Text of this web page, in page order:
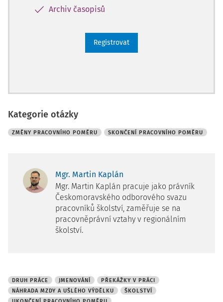
Archiv časopisů
Registrovat
Kategorie otázky
ZMĚNY PRACOVNÍHO POMĚRU SKONČENÍ PRACOVNÍHO POMĚRU
Mgr. Martin Kaplán
Mgr. Martin Kaplán pracuje jako právník
Českomoravského odborového svazu
pracovníků školství, zaměřuje se na
pracovněprávní vztahy v regionálním
školství.
DRUH PRÁCE JMENOVÁNÍ
PŘEKÁŽKY V PRÁCI
NÁHRADA MZDY A UŠLÉHO VÝDĚLKU
ŠKOLSTVÍ